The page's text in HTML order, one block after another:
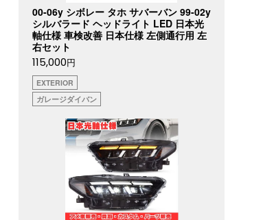
00-06y シボレー タホ サバーバン 99-02y
シルバラード ヘッドライト LED 日本光
軸仕様 車検改善 日本仕様 左側通行用 左
右セット
115,000円
EXTERIOR
ガレージダイバン